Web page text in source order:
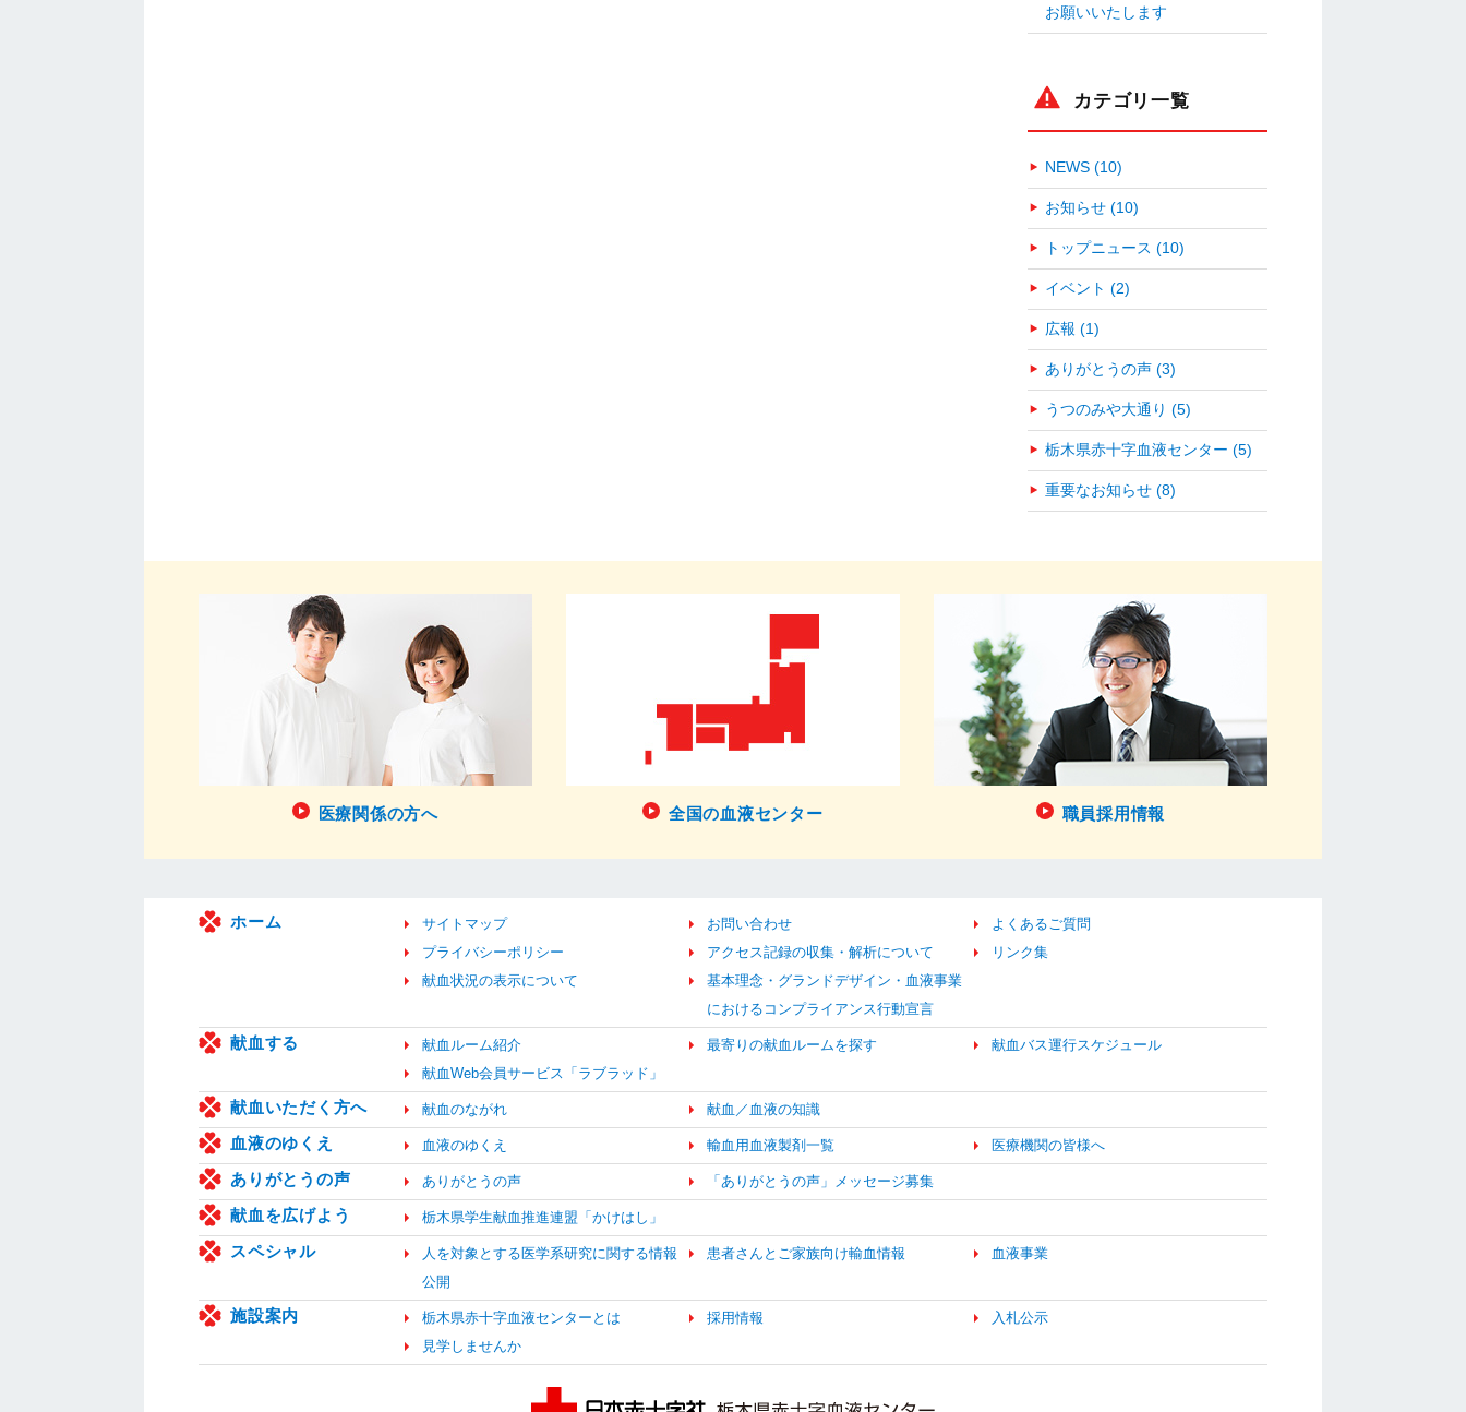
お願いいたします
カテゴリ一覧
NEWS (10)
お知らせ (10)
トップニュース (10)
イベント (2)
広報 (1)
ありがとうの声 (3)
うつのみや大通り (5)
栃木県赤十字血液センター (5)
重要なお知らせ (8)
医療関係の方へ 全国の血液センター 職員採用情報
ホーム サイトマップ お問い合わせ
よくあるご質問
プライバシーポリシー
アクセス記録の収集・解析について
リンク集
献血状況の表示について
基本理念・グランドデザイン・血液事業
におけるコンプライアンス行動宣言
献血する 献血ルーム紹介 最寄りの献血ルームを探す
献血バス運行スケジュール
献血Web会員サービス「ラブラッド」
献血いただく方へ 献血のながれ 献血／血液の知識
血液のゆくえ 血液のゆくえ 輸血用血液製剤一覧 医療機関の皆様へ
ありがとうの声 ありがとうの声 「ありがとうの声」メッセージ募集
献血を広げよう 栃木県学生献血推進連盟「かけはし」
スペシャル
人を対象とする医学系研究に関する情報
公開
患者さんとご家族向け輸血情報 血液事業
施設案内 栃木県赤十字血液センターとは 採用情報
入札公示
見学しませんか